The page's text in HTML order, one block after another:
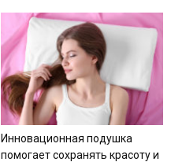
Инновационная подушка
помогает сохранять красоту и